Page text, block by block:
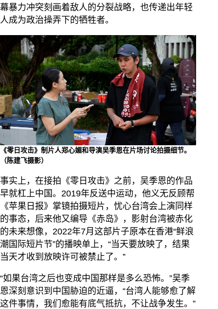
幕暴力冲突刻画着敌人的分裂战略，也传递出年轻
人成为政治操弄下的牺牲者。
《零日攻击》制片人郑心媚和导演吴季恩在片场讨论拍摄细节。
（陈建飞摄影）
事实上，在接拍《零日攻击》之前，吴季恩的作品
早就杠上中国。2019年反送中运动，他义无反顾帮
《苹果日报》掌镜拍摄短片，忧心台湾会上演同样
的事态，后来他又编导《赤岛》，影射台湾被赤化
的未来想像，2022年7月这部片子原本在香港“鲜浪
潮国际短片节”的播映单上，“当天要放映了，结果
当天才收到放映许可被禁止了。”
“如果台湾之后也变成中国那样是多么恐怖。”吴季
恩深刻意识到中国胁迫的近逼，“台湾人能够愈了解
这件事情，我们愈能有底气抵抗，不让战争发生。”